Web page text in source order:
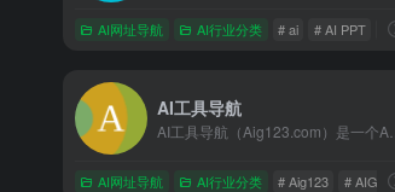
AI网址导航 AI行业分类 # ai # AI PPT
AI工具导航
AI网址导航 AI行业分类 # Aig123 # AIGC